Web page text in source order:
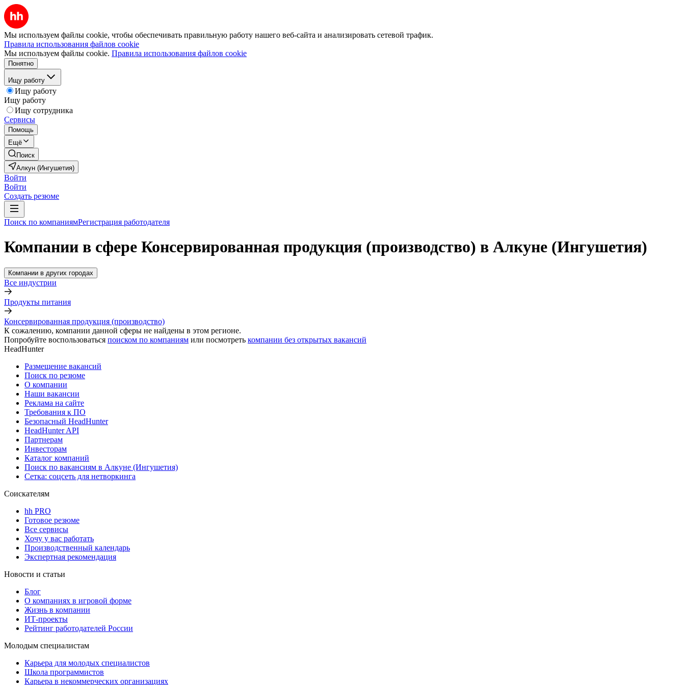
Мы используем файлы cookie, чтобы обеспечивать правильную работу нашего веб-сайта и анализировать сетевой трафик.
Правила использования файлов cookie
Мы используем файлы cookie. Правила использования файлов cookie
Понятно
Ищу работу
Ищу работу
Ищу работу
Ищу сотрудника
Сервисы
Помощь
Ещё
Поиск
Алкун (Ингушетия)
Войти
Войти
Создать резюме
Поиск по компаниямРегистрация работодателя
Компании в сфере Консервированная продукция (производство) в Алкуне (Ингушетия)
Компании в других городах
Все индустрии
Продукты питания
Консервированная продукция (производство)
К сожалению, компании данной сферы не найдены в этом регионе.
Попробуйте воспользоваться поиском по компаниям или посмотреть компании без открытых вакансий
HeadHunter
Размещение вакансий
Поиск по резюме
О компании
Наши вакансии
Реклама на сайте
Требования к ПО
Безопасный HeadHunter
HeadHunter API
Партнерам
Инвесторам
Каталог компаний
Поиск по вакансиям в Алкуне (Ингушетия)
Сетка: соцсеть для нетворкинга
Соискателям
hh PRO
Готовое резюме
Все сервисы
Хочу у вас работать
Производственный календарь
Экспертная рекомендация
Новости и статьи
Блог
О компаниях в игровой форме
Жизнь в компании
ИТ-проекты
Рейтинг работодателей России
Молодым специалистам
Карьера для молодых специалистов
Школа программистов
Карьера в некоммерческих организациях